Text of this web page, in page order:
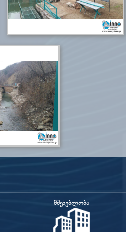
მშენებლობა